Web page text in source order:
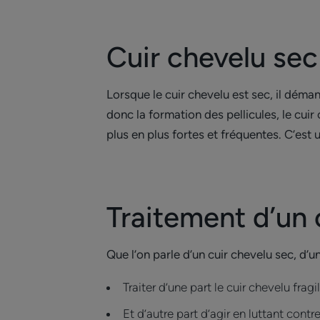
Cuir chevelu
Lorsque le cuir chevelu est sec, il
donc la formation des pellicules, le cuir
plus en plus fortes et fréquentes. C’est
Traitement
Que l’on parle d’un cuir chevelu sec,
Traiter d’une part le cuir chevelu
Et d’autre part d’agir en luttant